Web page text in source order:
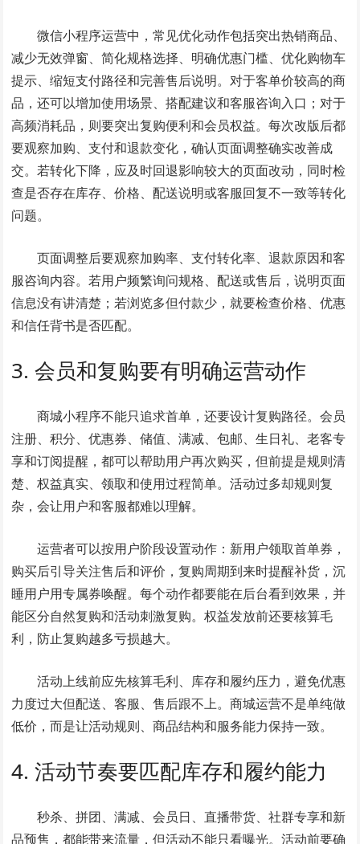
微信小程序运营中，常见优化动作包括突出热销商品、
减少无效弹窗、简化规格选择、明确优惠门槛、优化购物车
提示、缩短支付路径和完善售后说明。对于客单价较高的商
品，还可以增加使用场景、搭配建议和客服咨询入口；对于
高频消耗品，则要突出复购便利和会员权益。每次改版后都
要观察加购、支付和退款变化，确认页面调整确实改善成
交。若转化下降，应及时回退影响较大的页面改动，同时检
查是否存在库存、价格、配送说明或客服回复不一致等转化
问题。
页面调整后要观察加购率、支付转化率、退款原因和客
服咨询内容。若用户频繁询问规格、配送或售后，说明页面
信息没有讲清楚；若浏览多但付款少，就要检查价格、优惠
和信任背书是否匹配。
3. 会员和复购要有明确运营动作
商城小程序不能只追求首单，还要设计复购路径。会员
注册、积分、优惠券、储值、满减、包邮、生日礼、老客专
享和订阅提醒，都可以帮助用户再次购买，但前提是规则清
楚、权益真实、领取和使用过程简单。活动过多却规则复
杂，会让用户和客服都难以理解。
运营者可以按用户阶段设置动作：新用户领取首单券，
购买后引导关注售后和评价，复购周期到来时提醒补货，沉
睡用户用专属券唤醒。每个动作都要能在后台看到效果，并
能区分自然复购和活动刺激复购。权益发放前还要核算毛
利，防止复购越多亏损越大。
活动上线前应先核算毛利、库存和履约压力，避免优惠
力度过大但配送、客服、售后跟不上。商城运营不是单纯做
低价，而是让活动规则、商品结构和服务能力保持一致。
4. 活动节奏要匹配库存和履约能力
秒杀、拼团、满减、会员日、直播带货、社群专享和新
品预售，都能带来流量，但活动不能只看曝光。活动前要确